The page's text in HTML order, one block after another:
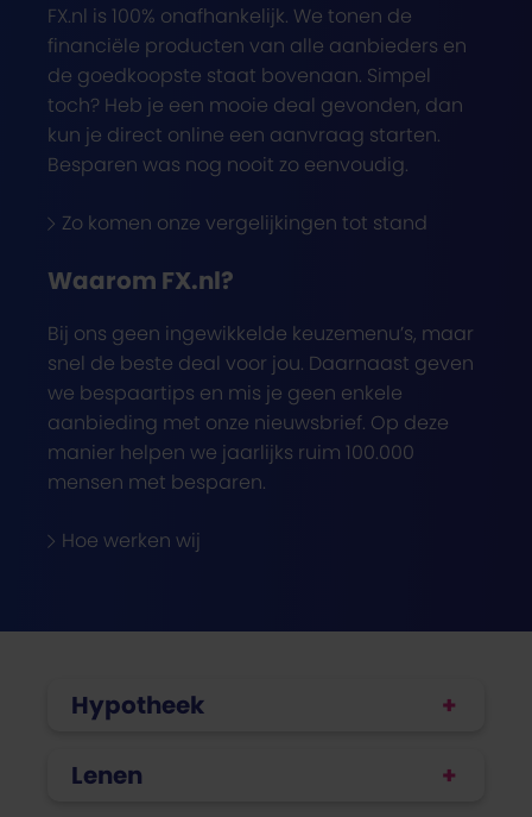
FX.nl is 100% onafhankelijk. We tonen de
financiële producten van alle aanbieders en
de goedkoopste staat bovenaan. Simpel
toch? Heb je een mooie deal gevonden, dan
kun je direct online een aanvraag starten.
Besparen was nog nooit zo eenvoudig.
Zo komen onze vergelijkingen tot stand
Waarom FX.nl?
Bij ons geen ingewikkelde keuzemenu’s, maar
snel de beste deal voor jou. Daarnaast geven
we bespaartips en mis je geen enkele
aanbieding met onze nieuwsbrief. Op deze
manier helpen we jaarlijks ruim 100.000
mensen met besparen.
Hoe werken wij
Hypotheek
Lenen